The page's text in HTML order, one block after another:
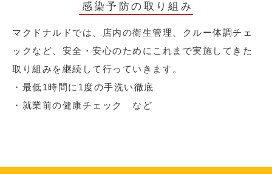
感染予防の取り組み
マクドナルドでは、店内の衛生管理、クルー体調チェ
ックなど、安全・安心のためにこれまで実施してきた
取り組みを継続して行っていきます。
・最低1時間に1度の手洗い徹底
・就業前の健康チェック など